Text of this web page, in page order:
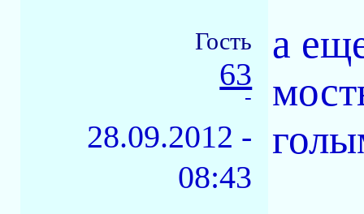
Гость
63
-
28.09.2012 -
08:43
а